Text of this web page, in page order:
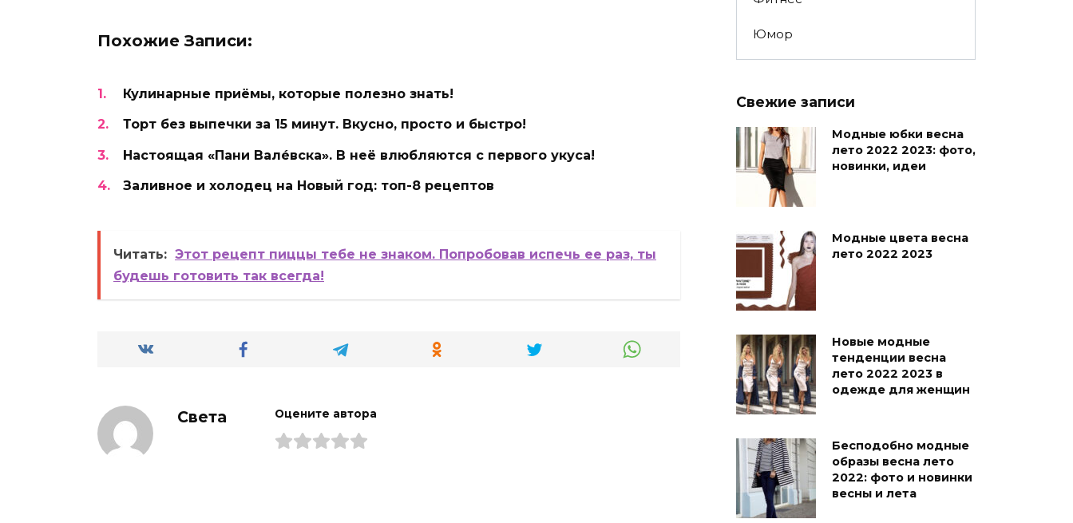
Похожие Записи:
Кулинарные приёмы, которые полезно знать!
Торт без выпечки за 15 минут. Вкусно, просто и быстро!
Настоящая «Пани Валéвска». В неё влюбляются с первого укуса!
Заливное и холодец на Новый год: топ-8 рецептов
Читать: Этот рецепт пиццы тебе не знаком. Попробовав испечь ее раз, ты
будешь готовить так всегда!
Света Оцените автора
Юмор
Свежие записи
Модные юбки весна
лето 2022 2023: фото,
новинки, идеи
Модные цвета весна
лето 2022 2023
Новые модные
тенденции весна
лето 2022 2023 в
одежде для женщин
Бесподобно модные
образы весна лето
2022: фото и новинки
весны и лета